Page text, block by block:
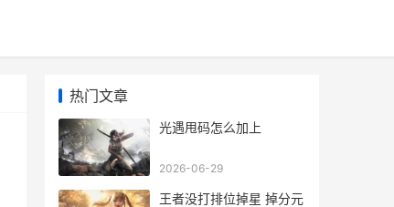
热门文章
光遇甩码怎么加上
2026-06-29
王者没打排位掉星 掉分元